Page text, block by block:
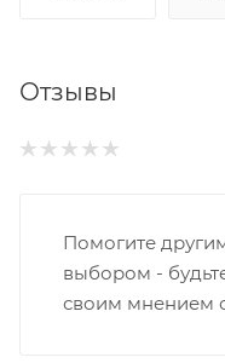
Отзывы
Помогите
выбором -
своим мнением